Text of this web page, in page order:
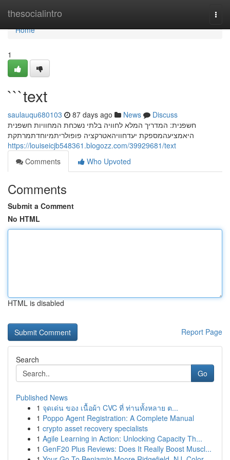
thesocialintro
Home
Home
1
```text
saulauqu680103 87 days ago News
Discuss
חשפנית: המדריך המלא לחוויה בלתי נשכחת המחוויות חשפנית
היאמציעהמספקת יעדחוויהאטרקציה פופולריתמיוחדתמרתקת
https://louiseicjb548361.blogozz.com/39929681/text
Comments
Who Upvoted
Comments
Submit a Comment
No HTML
HTML is disabled
Report Page
Search
Go
Published News
1 จุดเด่น ของ เนื้อผ้า CVC ที่ ท่านทั้งหลาย ต...
1 Poppo Agent Registration: A Complete Manual
1 crypto asset recovery specialists
1 Agile Learning in Action: Unlocking Capacity Th...
1 GenF20 Plus Reviews: Does It Really Boost Muscl...